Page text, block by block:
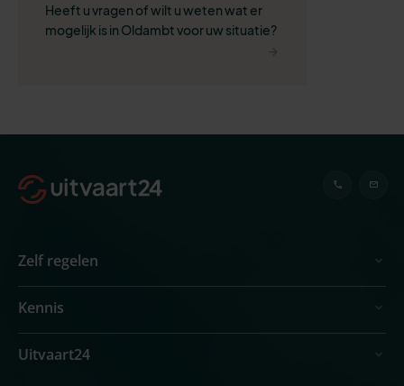
Heeft u vragen of wilt u weten wat er
mogelijk is in Oldambt voor uw situatie?
Zelf regelen
Kennis
Uitvaart24